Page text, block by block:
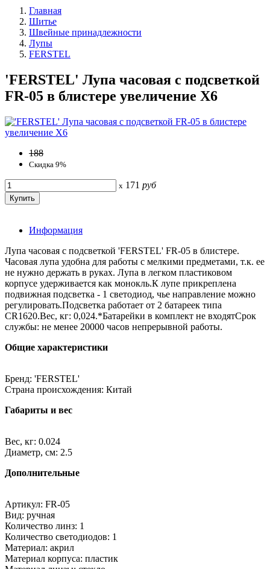
Главная
Шитье
Швейные принадлежности
Лупы
FERSTEL
'FERSTEL' Лупа часовая с подсветкой
FR-05 в блистере увеличение Х6
188
Скидка 9%
x 171 руб
Информация
Лупа часовая с подсветкой 'FERSTEL' FR-05 в блистере.
Часовая лупа удобна для работы с мелкими предметами, т.к. ее
не нужно держать в руках. Лупа в легком пластиковом
корпусе удерживается как монокль.К лупе прикреплена
подвижная подсветка - 1 светодиод, чье направление можно
регулировать.Подсветка работает от 2 батареек типа
CR1620.Вес, кг: 0,024.*Батарейки в комплект не входятСрок
службы: не менее 20000 часов непрерывной работы.
Общие характеристики
Бренд: 'FERSTEL'
Страна происхождения: Китай
Габариты и вес
Вес, кг: 0.024
Диаметр, см: 2.5
Дополнительные
Артикул: FR-05
Вид: ручная
Количество линз: 1
Количество светодиодов: 1
Материал: акрил
Материал корпуса: пластик